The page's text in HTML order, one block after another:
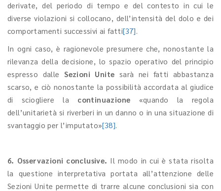
derivate, del periodo di tempo e del contesto in cui le
diverse violazioni si collocano, dell’intensità del dolo e dei
comportamenti successivi ai fatti[37].
In ogni caso, è ragionevole presumere che, nonostante la
rilevanza della decisione, lo spazio operativo del principio
espresso dalleSezioni Unite sarà nei fatti abbastanza
scarso, e ciò nonostante la possibilità accordata al giudice
di sciogliere la continuazione «quando la regola
dell’unitarietà si riverberi in un danno o in una situazione di
svantaggio per l’imputato»[38].
6. Osservazioni conclusive. Il modo in cui è stata risolta
la questione interpretativa portata all’attenzione delle
Sezioni Unite permette di trarre alcune conclusioni sia con